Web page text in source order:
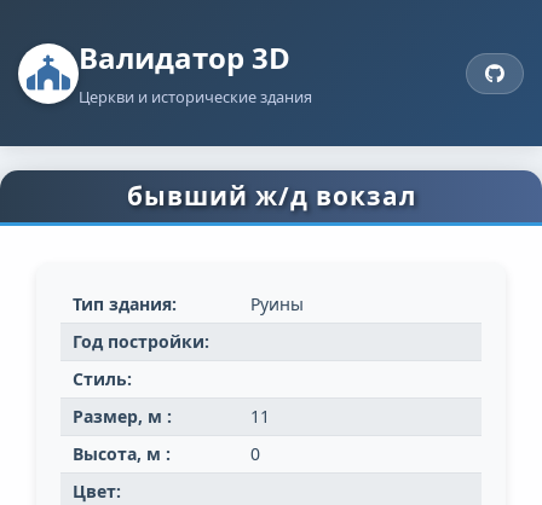
Валидатор 3D
Церкви и исторические здания
бывший ж/д вокзал
Тип здания:
Руины
Год постройки:
Стиль:
Размер, м :
11
Высота, м :
0
Цвет: